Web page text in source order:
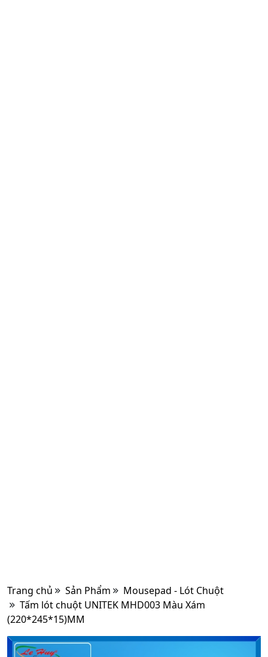
Trang chủ Sản Phẩm
Mousepad - Lót Chuột
Tấm lót chuột UNITEK MHD003 Màu Xám
(220*245*15)MM